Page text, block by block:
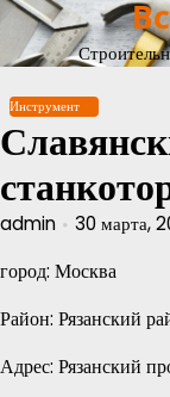
Перейти
содержимому
Инструмент
admin 30 марта,
город: Москва
Район: Рязанский
Адрес: Рязанский